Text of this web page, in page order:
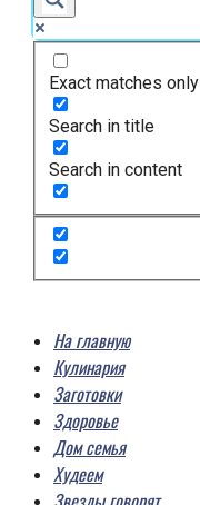
Exact matches only
Search in title
Search in content
На главную
Кулинария
Заготовки
Здоровье
Дом семья
Худеем